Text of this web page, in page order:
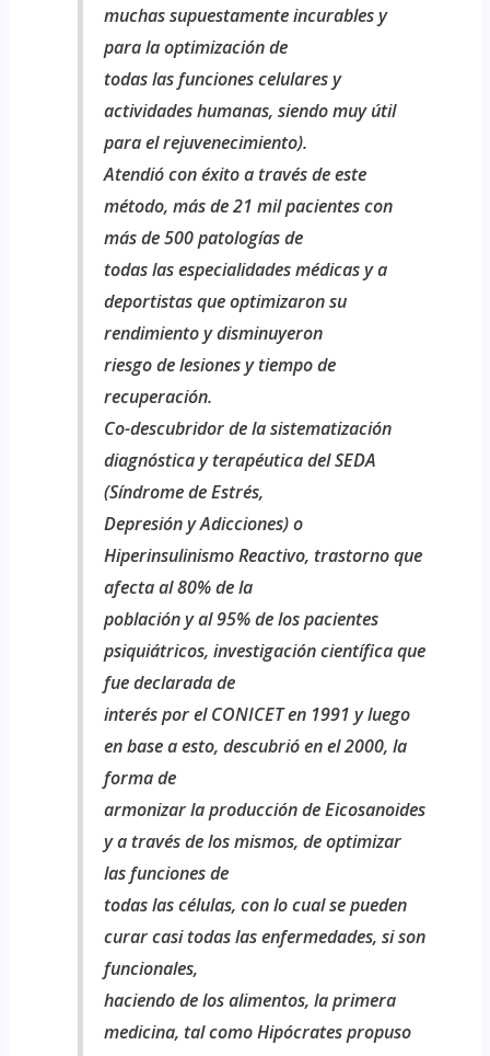
muchas supuestamente incurables y
para la optimización de
todas las funciones celulares y
actividades humanas, siendo muy útil
para el rejuvenecimiento).
Atendió con éxito a través de este
método, más de 21 mil pacientes con
más de 500 patologías de
todas las especialidades médicas y a
deportistas que optimizaron su
rendimiento y disminuyeron
riesgo de lesiones y tiempo de
recuperación.
Co-descubridor de la sistematización
diagnóstica y terapéutica del SEDA
(Síndrome de Estrés,
Depresión y Adicciones) o
Hiperinsulinismo Reactivo, trastorno que
afecta al 80% de la
población y al 95% de los pacientes
psiquiátricos, investigación científica que
fue declarada de
interés por el CONICET en 1991 y luego
en base a esto, descubrió en el 2000, la
forma de
armonizar la producción de Eicosanoides
y a través de los mismos, de optimizar
las funciones de
todas las células, con lo cual se pueden
curar casi todas las enfermedades, si son
funcionales,
haciendo de los alimentos, la primera
medicina, tal como Hipócrates propuso